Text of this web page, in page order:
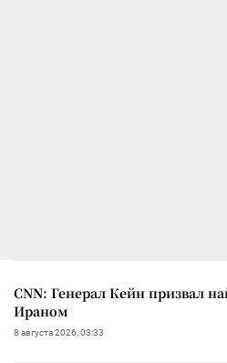
CNN: Генерал Кейн призвал
Ираном
8 августа 2026, 03:33